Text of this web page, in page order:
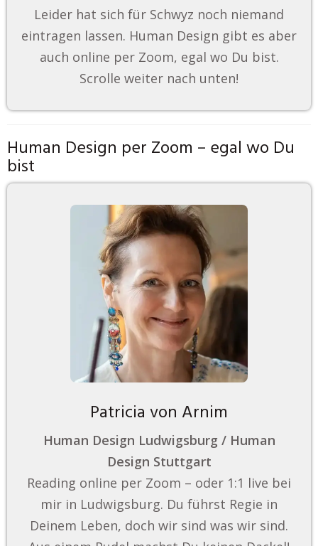
Leider hat sich für Schwyz noch niemand
eintragen lassen. Human Design gibt es aber
auch online per Zoom, egal wo Du bist.
Scrolle weiter nach unten!
Human Design per Zoom – egal wo Du
bist
Patricia von Arnim
Human Design Ludwigsburg / Human
Design Stuttgart
Reading online per Zoom – oder 1:1 live bei
mir in Ludwigsburg. Du führst Regie in
Deinem Leben, doch wir sind was wir sind.